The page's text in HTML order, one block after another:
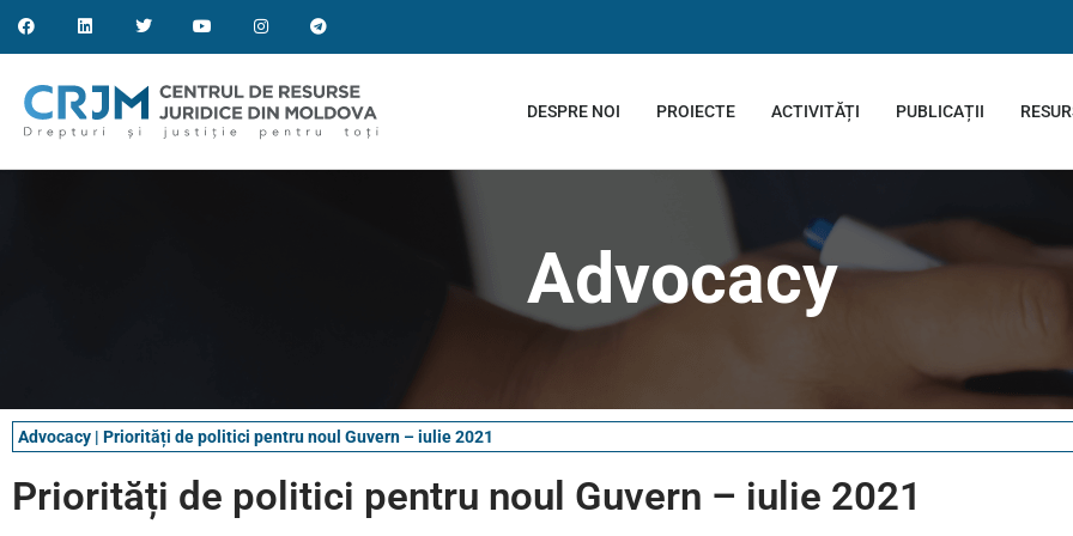
DESPRE NOI PROIECTE ACTIVITĂȚI PUBLICAȚII
Advocacy
Advocacy | Priorități de politici pentru noul Guvern – iulie 2021
Priorități de politici pentru noul Guvern – iulie 2021